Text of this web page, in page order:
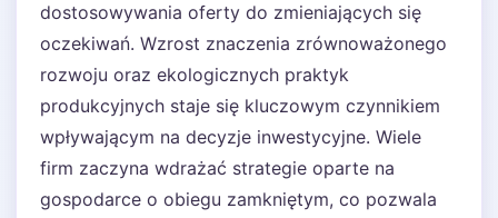
dostosowywania oferty do zmieniających się
oczekiwań. Wzrost znaczenia zrównoważonego
rozwoju oraz ekologicznych praktyk
produkcyjnych staje się kluczowym czynnikiem
wpływającym na decyzje inwestycyjne. Wiele
firm zaczyna wdrażać strategie oparte na
gospodarce o obiegu zamkniętym, co pozwala